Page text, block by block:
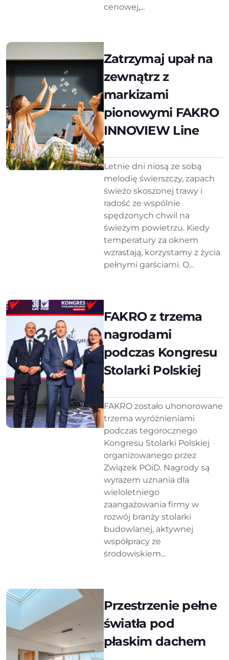
cenowej,...
Zatrzymaj upał na
zewnątrz z
markizami
pionowymi FAKRO
INNOVIEW Line
Letnie dni niosą ze sobą
melodię świerszczy, zapach
świeżo skoszonej trawy i
radość ze wspólnie
spędzonych chwil na
świeżym powietrzu. Kiedy
temperatury za oknem
wzrastają, korzystamy z życia
pełnymi garściami. O...
FAKRO z trzema
nagrodami
podczas Kongresu
Stolarki Polskiej
FAKRO zostało uhonorowane
trzema wyróżnieniami
podczas tegorocznego
Kongresu Stolarki Polskiej
organizowanego przez
Związek POiD. Nagrody są
wyrazem uznania dla
wieloletniego
zaangażowania firmy w
rozwój branży stolarki
budowlanej, aktywnej
współpracy ze
środowiskiem...
Przestrzenie pełne
światła pod
płaskim dachem